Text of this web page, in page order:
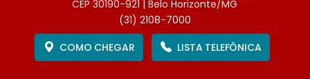
CEP 30190-921 | Belo Horizonte/MG
(31) 2108-7000
COMO CHEGAR
LISTA TELEFÔNICA